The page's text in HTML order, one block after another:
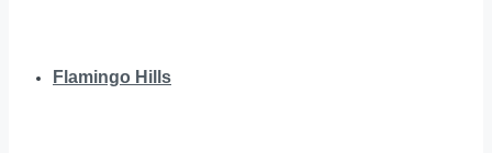
Flamingo Hills